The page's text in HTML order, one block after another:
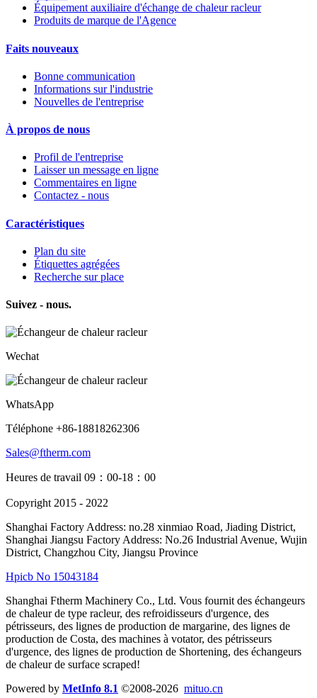
Équipement auxiliaire d'échange de chaleur racleur
Produits de marque de l'Agence
Faits nouveaux
Bonne communication
Informations sur l'industrie
Nouvelles de l'entreprise
À propos de nous
Profil de l'entreprise
Laisser un message en ligne
Commentaires en ligne
Contactez - nous
Caractéristiques
Plan du site
Étiquettes agrégées
Recherche sur place
Suivez - nous.
Wechat
WhatsApp
Téléphone +86-18818262306
Sales@ftherm.com
Heures de travail 09：00-18：00
Copyright 2015 - 2022
Shanghai Factory Address: no.28 xinmiao Road, Jiading District,
Shanghai Jiangsu Factory Address: No.26 Industrial Avenue, Wujin
District, Changzhou City, Jiangsu Province
Hpicb No 15043184
Shanghai Ftherm Machinery Co., Ltd. Vous fournit des échangeurs
de chaleur de type racleur, des refroidisseurs d'urgence, des
pétrisseurs, des lignes de production de margarine, des lignes de
production de Costa, des machines à votator, des pétrisseurs
d'urgence, des lignes de production de Shortening, des échangeurs
de chaleur de surface scraped!
Powered by MetInfo 8.1 ©2008-2026 mituo.cn